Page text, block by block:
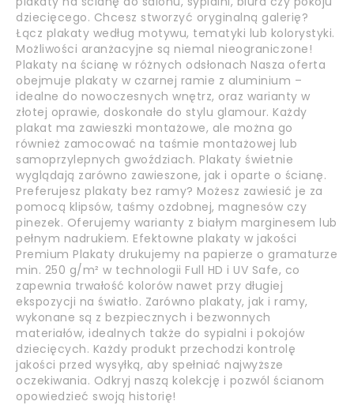
dziecięcego. Chcesz stworzyć oryginalną galerię?
Łącz plakaty według motywu, tematyki lub kolorystyki.
Możliwości aranżacyjne są niemal nieograniczone!
Plakaty na ścianę w różnych odsłonach Nasza oferta
obejmuje plakaty w czarnej ramie z aluminium –
idealne do nowoczesnych wnętrz, oraz warianty w
złotej oprawie, doskonałe do stylu glamour. Każdy
plakat ma zawieszki montażowe, ale można go
również zamocować na taśmie montażowej lub
samoprzylepnych gwoździach. Plakaty świetnie
wyglądają zarówno zawieszone, jak i oparte o ścianę.
Preferujesz plakaty bez ramy? Możesz zawiesić je za
pomocą klipsów, taśmy ozdobnej, magnesów czy
pinezek. Oferujemy warianty z białym marginesem lub
pełnym nadrukiem. Efektowne plakaty w jakości
Premium Plakaty drukujemy na papierze o gramaturze
min. 250 g/m² w technologii Full HD i UV Safe, co
zapewnia trwałość kolorów nawet przy długiej
ekspozycji na światło. Zarówno plakaty, jak i ramy,
wykonane są z bezpiecznych i bezwonnych
materiałów, idealnych także do sypialni i pokojów
dziecięcych. Każdy produkt przechodzi kontrolę
jakości przed wysyłką, aby spełniać najwyższe
oczekiwania. Odkryj naszą kolekcję i pozwól ścianom
opowiedzieć swoją historię!